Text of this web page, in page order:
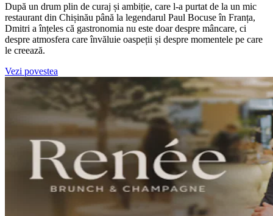
După un drum plin de curaj și ambiție, care l-a purtat de la un mic
restaurant din Chișinău până la legendarul Paul Bocuse în Franța,
Dmitri a înțeles că gastronomia nu este doar despre mâncare, ci
despre atmosfera care învăluie oaspeții și despre momentele pe care
le creează.
Vezi povestea